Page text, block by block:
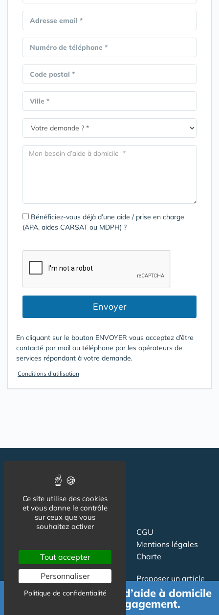
Adresse email *
Numéro de téléphone *
Code postal *
Ville *
Bénéficiez-vous déjà d’une aide / prise en charge
(APA, aides CARSAT ou MDPH) ?
Envoyer
En cliquant sur le bouton ENVOYER vous acceptez d’être
contacté par mail ou téléphone par les opérateurs de
services répondant à votre demande.
Conditions d'utilisation
Suivez-nous
CGU
Mentions légales
Charte
Contact
Newsletter
Proposer un article
Relation presse
Demande de devis d’aide à domicile
gratuit et sans engagement.
Ce site utilise des cookies
et vous donne le contrôle
sur ceux que vous
souhaitez activer
Tout accepter
Personnaliser
Politique de confidentialité